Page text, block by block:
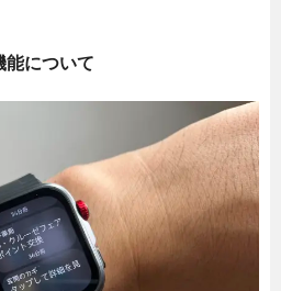
能について